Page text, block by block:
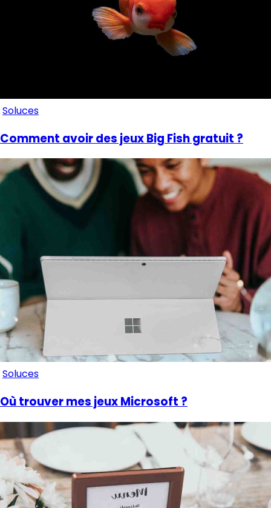
Soluces
Comment avoir des jeux Big Fish gratuit ?
Soluces
Où trouver mes jeux Microsoft ?